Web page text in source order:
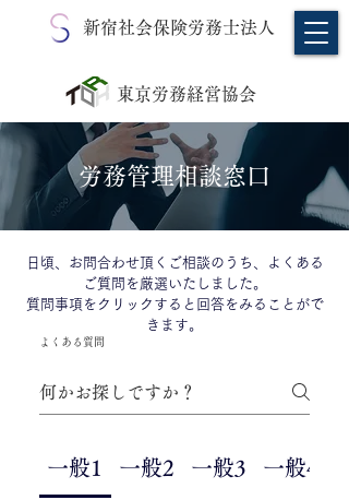
新宿社会保険労務士法人
東京労務経営協会
労務管理相談窓口
日頃、お問合わせ頂くご相談のうち、よくある
ご質問を厳選いたしました。
質問事項をクリックすると回答をみることがで
きます。
よくある質問
一般1 一般2 一般3 一般4